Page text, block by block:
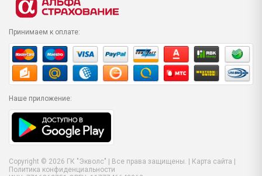
Принимаем к оплате:
Наше приложение:
Copyright © 2026 ГК "Экволс" | Все права защищены. | Карта сайта |
Политика конфиденциальности